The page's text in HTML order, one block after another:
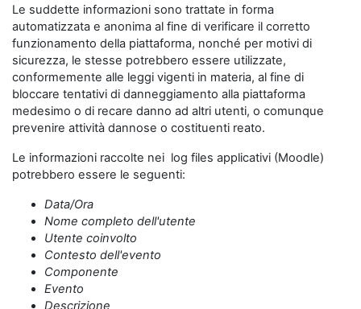
Le suddette informazioni sono trattate in forma
automatizzata e anonima al fine di verificare il corretto
funzionamento della piattaforma, nonché per motivi di
sicurezza, le stesse potrebbero essere utilizzate,
conformemente alle leggi vigenti in materia, al fine di
bloccare tentativi di danneggiamento alla piattaforma
medesimo o di recare danno ad altri utenti, o comunque
prevenire attività dannose o costituenti reato.
Le informazioni raccolte nei log files applicativi (Moodle)
potrebbero essere le seguenti:
Data/Ora
Nome completo dell'utente
Utente coinvolto
Contesto dell'evento
Componente
Evento
Descrizione